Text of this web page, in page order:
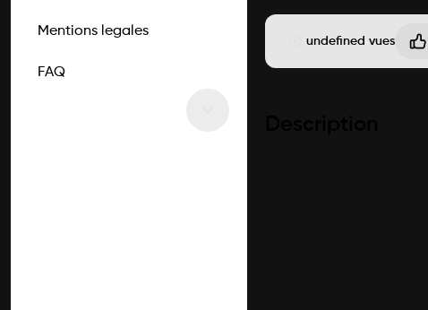
Mentions legales
FAQ
undefined vues